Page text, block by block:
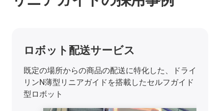
ロボット配送サービス
既定の場所からの商品の配送に特化した、ドライ
リンN薄型リニアガイドを搭載したセルフガイド
型ロボット